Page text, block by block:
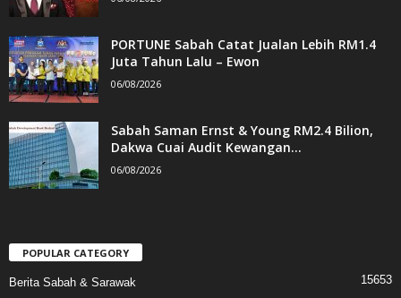
PORTUNE Sabah Catat Jualan Lebih RM1.4
Juta Tahun Lalu – Ewon
06/08/2026
Sabah Saman Ernst & Young RM2.4 Bilion,
Dakwa Cuai Audit Kewangan...
06/08/2026
POPULAR CATEGORY
Berita Sabah & Sarawak 15653